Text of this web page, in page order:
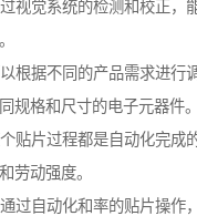
视觉系统的检测和校正，
根据不同的产品需求进行
规格和尺寸的电子元器件。
贴片过程都是自动化完成
劳动强度。
过自动化和率的贴片操作